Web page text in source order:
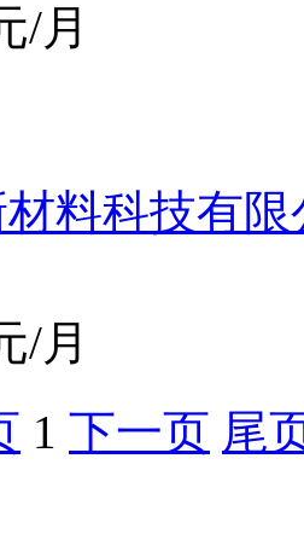
/月
料科技有限
/月
1 下一页 尾